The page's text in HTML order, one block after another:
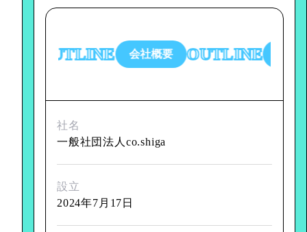
OUTLINE 会社概要 OUTLINE 会社概要
社名
一般社団法人co.shiga
設立
2024年7月17日